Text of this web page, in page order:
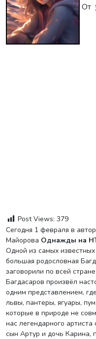
От
Post Views: 379
Сегодня 1 февраля в авторской программе Сергея
Майорова Однажды на
Одной из самых
большая родословная
заговорили по всей
Багдасаров произвёл
одним представлением,
львы, пантеры, ягуары,
которые в природе не
нас легендарного
сын Артур и дочь Карина,